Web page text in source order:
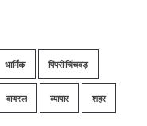
धार्मिक पिंपरी चिंचवड़
वायरल व्यापार शहर